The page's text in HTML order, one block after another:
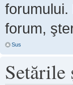
forum,
Sus